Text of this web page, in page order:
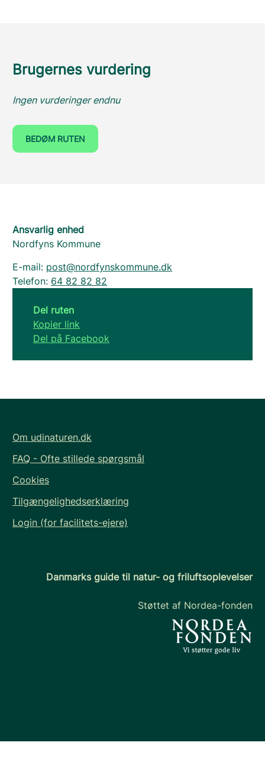
Brugernes vurdering
Ingen vurderinger endnu
BEDØM RUTEN
Ansvarlig enhed
Nordfyns Kommune
E-mail: post@nordfynskommune.dk
Telefon: 64 82 82 82
Del ruten
Kopier link
Del på Facebook
Om udinaturen.dk
FAQ - Ofte stillede spørgsmål
Cookies
Tilgængelighedserklæring
Login (for facilitets-ejere)
Danmarks guide til natur- og friluftsoplevelser
Støttet af Nordea-fonden